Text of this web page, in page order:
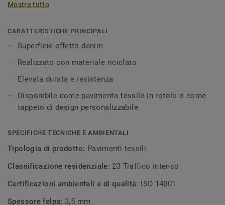
usurato fino ad una superficie nuova e di tendenza. L'intera
nylon rigenerato realizzato con le vecchie reti da pesca
recuperate dagli oceani. Denim è disponibile come
pavimento tessile in rotolo o come tappeto di design
personalizzabile.
Mostra tutto
CARATTERISTICHE PRINCIPALI
Superficie effetto denim
Realizzato con materiale riciclato
Elevata durata e resistenza
Disponibile come pavimento tessile in rotolo o come
tappeto di design personalizzabile
SPECIFICHE TECNICHE E AMBIENTALI
Tipologia di prodotto: Pavimenti tessili
Classificazione residenziale: 23 Traffico intenso
Certificazioni ambientali e di qualità: ISO 14001
Spessore felpa: 3,5 mm